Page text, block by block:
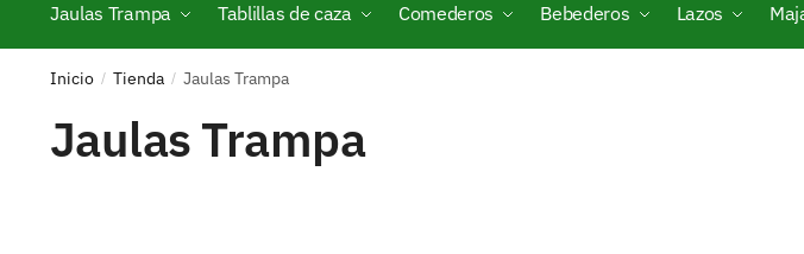
Jaulas Trampa Tablillas de caza Comederos Bebederos Lazos
Inicio / Tienda / Jaulas Trampa
Jaulas Trampa